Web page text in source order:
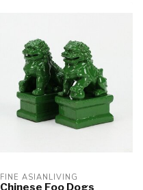
FINE ASIANLIVING
Chinese Foo Dogs